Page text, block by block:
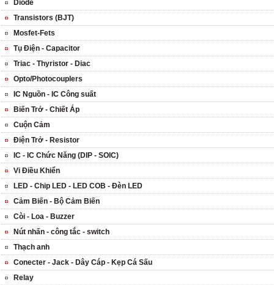
Diode
Transistors (BJT)
Mosfet-Fets
Tụ Điện - Capacitor
Triac - Thyristor - Diac
Opto/Photocouplers
IC Nguồn - IC Công suất
Biến Trở - Chiết Áp
Cuộn Cảm
Điện Trở - Resistor
IC - IC Chức Năng (DIP - SOIC)
Vi Điều Khiển
LED - Chip LED - LED COB - Đèn LED
Cảm Biến - Bộ Cảm Biến
Còi - Loa - Buzzer
Nút nhấn - công tắc - switch
Thạch anh
Conecter - Jack - Dây Cáp - Kẹp Cá Sấu
Relay